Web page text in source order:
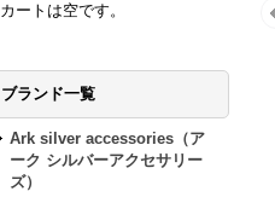
カートは空です。
ブランド一覧
Ark silver accessories（ア
ーク シルバーアクセサリー
ズ）